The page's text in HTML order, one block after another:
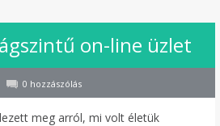
on-line üzlet
0 hozzászólás
meg arról, mi volt életük